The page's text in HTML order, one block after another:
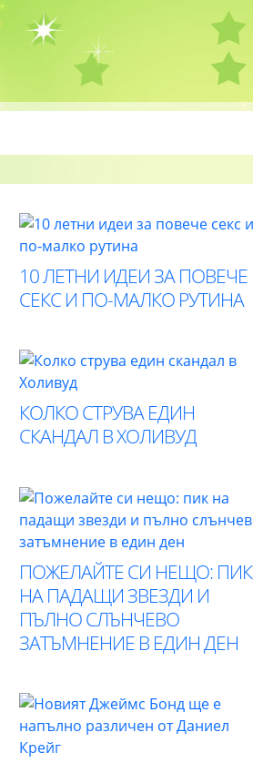
10 ЛЕТНИ ИДЕИ ЗА ПОВЕЧЕ
СЕКС И ПО-МАЛКО РУТИНА
КОЛКО СТРУВА ЕДИН
СКАНДАЛ В ХОЛИВУД
ПОЖЕЛАЙТЕ СИ НЕЩО: ПИК
НА ПАДАЩИ ЗВЕЗДИ И
ПЪЛНО СЛЪНЧЕВО
ЗАТЪМНЕНИЕ В ЕДИН ДЕН